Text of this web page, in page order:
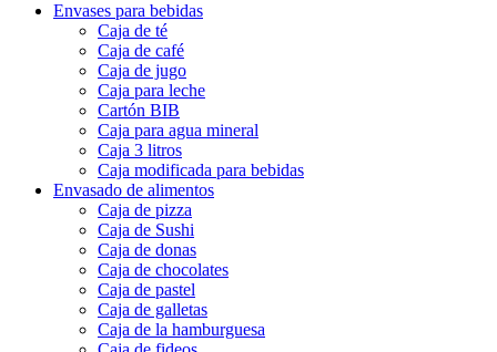
Envases para bebidas
Caja de té
Caja de café
Caja de jugo
Caja para leche
Cartón BIB
Caja para agua mineral
Caja 3 litros
Caja modificada para bebidas
Envasado de alimentos
Caja de pizza
Caja de Sushi
Caja de donas
Caja de chocolates
Caja de pastel
Caja de galletas
Caja de la hamburguesa